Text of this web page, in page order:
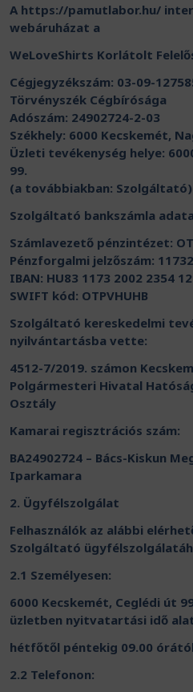
A https://pamutlabor.hu/
webáruházat a
WeLoveShirts Korlátolt
Cégjegyzékszám: 03-09-
Törvényszék Cégbírósága
Adószám: 24902724-2-03
Székhely: 6000 Kecskemét,
Üzleti tevékenység helye:
99.
(a továbbiakban:
Szolgáltató bankszámla
Számlavezető pénzintézet:
Pénzforgalmi jelzőszám:
IBAN: HU83 1173 2002 2354
SWIFT kód: OTPVHUHB
Szolgáltató kereskedelmi
nyilvántartásba vette:
4512-7/2019. számon
Polgármesteri Hivatal
Osztály
Kamarai regisztrációs szám:
BA24902724 – Bács-Kiskun
Iparkamara
2. Ügyfélszolgálat
Felhasználók az alábbi
Szolgáltató
2.1 Személyesen:
6000 Kecskemét, Ceglédi út
üzletben nyitvatartási idő
hétfőtől péntekig 09.00
2.2 Telefonon: